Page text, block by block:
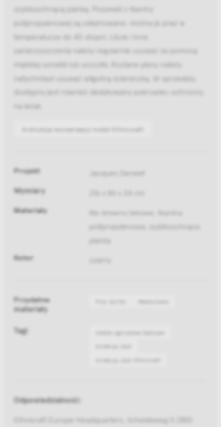
szybkoschnącą pianką. Poszewki z tkaniny
polipropylenowej są zdejmowane, można je prać w
temperaturze do 40 stopni. Liście i inne
zanieczyszczenia należy regularnie usuwać za pomocą
miękkiej szmatki lub szczotki. Rozlane płyny należy
natychmiast usuwać wilgotną ściereczką. W sprzedaży
dostępny jest również dedykowany pokrowiec ochronny
na leżak.
Instrukcje konserwacji mebli Ethnicraft
Projekt Jacques Deneef
Wymiary 216 x 84 x 34 cm
Materiały
lite drewno tekowe, tkanina
polipropylenowa, szybkoschnąca
pianka
Kolor czarny
Przydatne
materiały
Media bank
Tagi
meble ogrodowe teakowe
kolekcja Jack
kolekcja Jack Ethnicraft
Odpowiedzialność:
Ethnicraft Europe Headquarters, Scheldeweg 5 2850